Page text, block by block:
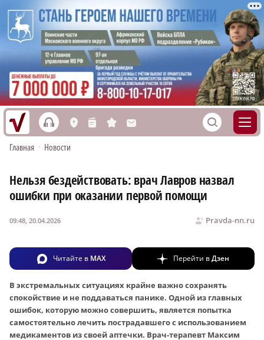
h L n s M S
Главная • Новости
Нельзя бездействовать: врач Лавров назвал
ошибки при оказании первой помощи
Pravda-nn.ru
09:48, 20.04.2026
Читайте в MAX Перейти вДзен
В экстремальных ситуациях крайне важно сохранять
спокойствие и не поддаваться панике. Одной из главных
ошибок, которую можно совершить, является попытка
самостоятельно лечить пострадавшего с использованием
медикаментов из своей аптечки. Врач-терапевт Максим